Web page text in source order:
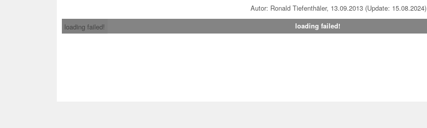
Autor: Ronald Tiefenthäler, 13.09.2013 (Update: 15.08.2024)
loading failed!
loading failed!